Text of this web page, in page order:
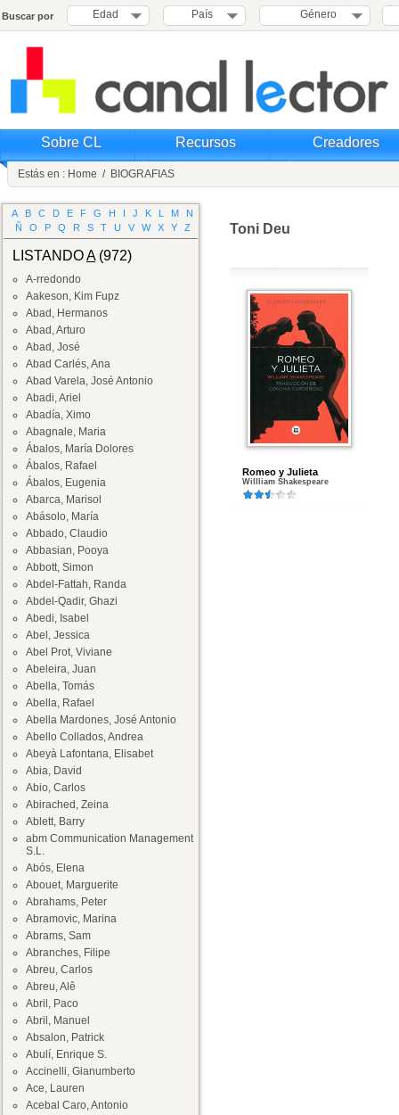
Buscar por Edad País Género
Sobre CL Recursos Creadores
Estás en : Home / BIOGRAFIAS
A B C D E F G H I J K L M
N
Ñ
O P Q R S T U V W X Y Z
LISTANDOA(972)
A-rredondo
Aakeson, Kim Fupz
Abad, Hermanos
Abad, Arturo
Abad, José
Abad Carlés, Ana
Abad Varela, José Antonio
Abadi, Ariel
Abadía, Ximo
Abagnale, Maria
Ábalos, María Dolores
Ábalos, Rafael
Ábalos, Eugenia
Abarca, Marisol
Abásolo, María
Abbado, Claudio
Abbasian, Pooya
Abbott, Simon
Abdel-Fattah, Randa
Abdel-Qadir, Ghazi
Abedi, Isabel
Abel, Jessica
Abel Prot, Viviane
Abeleira, Juan
Abella, Tomás
Abella, Rafael
Abella Mardones, José Antonio
Abello Collados, Andrea
Abeyà Lafontana, Elisabet
Abia, David
Abio, Carlos
Abirached, Zeina
Ablett, Barry
abm Communication Management
S.L.
Abós, Elena
Abouet, Marguerite
Abrahams, Peter
Abramovic, Marina
Abrams, Sam
Abranches, Filipe
Abreu, Carlos
Abreu, Alê
Abril, Paco
Abril, Manuel
Absalon, Patrick
Abulí, Enrique S.
Accinelli, Gianumberto
Ace, Lauren
Acebal Caro, Antonio
Toni Deu
Romeo y Julieta
Willliam Shakespeare